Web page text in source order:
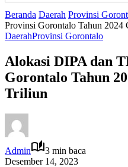
Beranda Daerah Provinsi
Provinsi Gorontalo Tahun 2024
DaerahProvinsi Gorontalo
Alokasi DIPA dan
Gorontalo Tahun
Triliun
Admin
3 min baca
Desember 14, 2023